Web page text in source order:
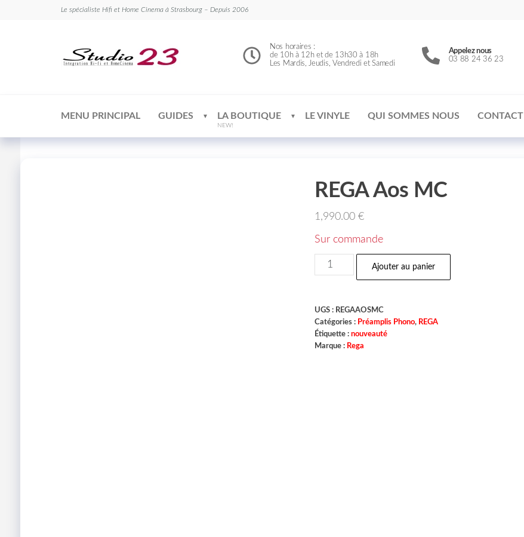
Le spécialiste Hifi et Home Cinema à Strasbourg – Depuis 2006
Nos horaires :
de 10h à 12h et de 13h30 à 18h
Les Mardis, Jeudis, Vendredi et Samedi
Appelez nous
03 88 24 36 23
MENU PRINCIPAL GUIDES LA BOUTIQUE
NEW!
LE VINYLE QUI SOMMES NOUS CONTACT
REGA Aos MC
1,990.00€
Sur commande
Ajouter au panier
UGS : REGAAOSMC
Catégories : Préamplis Phono, REGA
Étiquette :nouveauté
Marque : Rega